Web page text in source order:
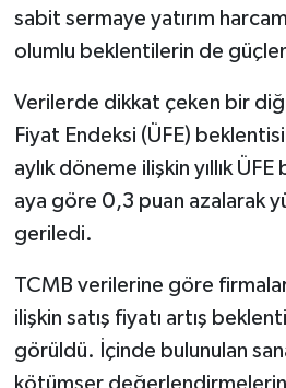
sabit sermaye yatırım
olumlu beklentilerin de
Verilerde dikkat çeken bir
Fiyat Endeksi (ÜFE)
aylık döneme ilişkin yıllık
aya göre 0,3 puan azalarak
geriledi.
TCMB verilerine göre
ilişkin satış fiyatı artış
görüldü. İçinde bulunulan